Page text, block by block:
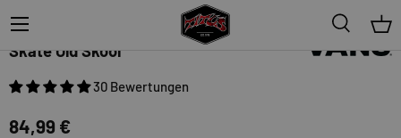
Suche
Menü
Vans
Skate Old Skool
30 Bewertungen
84,99 €